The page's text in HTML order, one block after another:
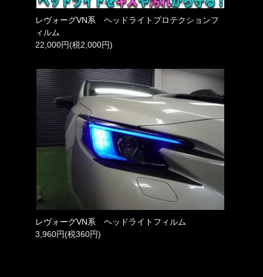
レヴォーグVN系 ヘッドライトプロテクションフ
ィルム
22,000円(税2,000円)
レヴォーグVN系 ヘッドライトフィルム
3,960円(税360円)